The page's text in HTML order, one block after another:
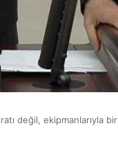
değil, ekipmanlarıyla